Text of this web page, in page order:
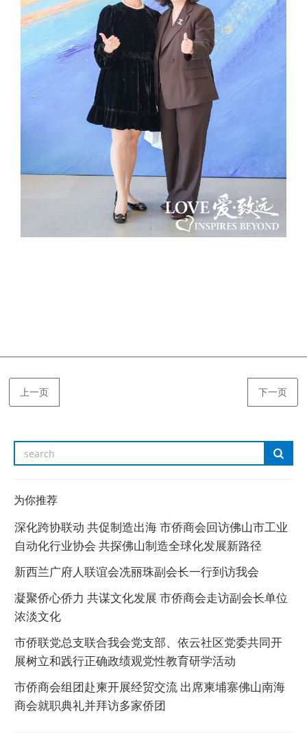
上一页 下一页
为你推荐
深化跨协联动 共促制造出海 市侨商会回访佛山市工业
自动化行业协会 共探佛山制造全球化发展新路径
新西兰广府人联谊会冼丽珠副会长一行到访我会
凝聚侨心侨力 共谋文化发展 市侨商会走访副会长单位
浓淡文化
市侨联党总支联合我会党支部、依云社区党委共同开
展树立和践行正确政绩观党性教育研学活动
市侨商会组团赴柬开展经贸交流 出席柬埔寨佛山南海
商会就职典礼并拜访多家侨团